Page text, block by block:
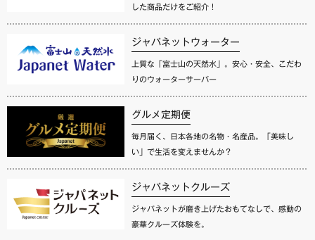
した商品だけをご紹介！
ジャパネットウォーター
上質な「富士山の天然水」。安心・安全、こだわ
りのウォーターサーバー
グルメ定期便
毎月届く、日本各地の名物・名産品。「美味し
い」で生活を変えませんか？
ジャパネットクルーズ
ジャパネットが磨き上げたおもてなしで、感動の
豪華クルーズ体験を。